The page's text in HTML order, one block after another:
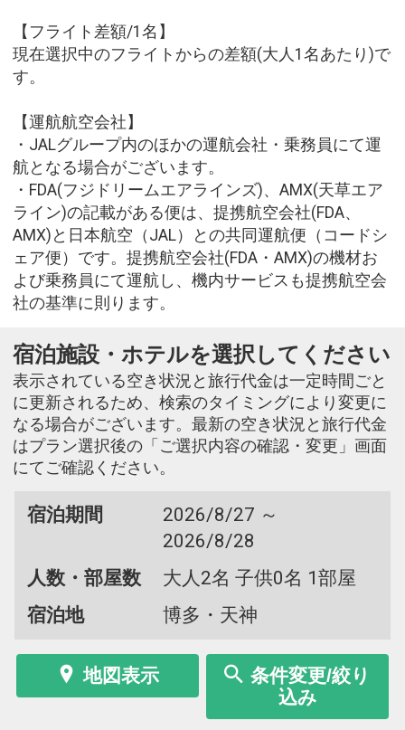
【フライト差額/1名】
現在選択中のフライトからの差額(大人1名あたり)で
す。
【運航航空会社】
・JALグループ内のほかの運航会社・乗務員にて運
航となる場合がございます。
・FDA(フジドリームエアラインズ)、AMX(天草エア
ライン)の記載がある便は、提携航空会社(FDA、
AMX)と日本航空（JAL）との共同運航便（コードシ
ェア便）です。提携航空会社(FDA・AMX)の機材お
よび乗務員にて運航し、機内サービスも提携航空会
社の基準に則ります。
宿泊施設・ホテルを選択してください
表示されている空き状況と旅行代金は一定時間ごと
に更新されるため、検索のタイミングにより変更に
なる場合がございます。最新の空き状況と旅行代金
はプラン選択後の「ご選択内容の確認・変更」画面
にてご確認ください。
宿泊期間
2026/8/27 ～
2026/8/28
人数・部屋数
大人2名 子供0名 1部屋
宿泊地
博多・天神
地図表示
条件変更/絞り
込み